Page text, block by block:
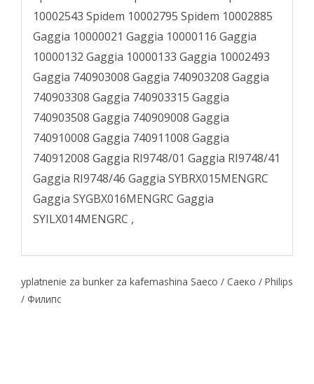
10002543 Spidem 10002795 Spidem 10002885
Gaggia 10000021 Gaggia 10000116 Gaggia
10000132 Gaggia 10000133 Gaggia 10002493
Gaggia 740903008 Gaggia 740903208 Gaggia
740903308 Gaggia 740903315 Gaggia
740903508 Gaggia 740909008 Gaggia
740910008 Gaggia 740911008 Gaggia
740912008 Gaggia RI9748/01 Gaggia RI9748/41
Gaggia RI9748/46 Gaggia SYBRX015MENGRC
Gaggia SYGBX016MENGRC Gaggia
SYILX014MENGRC ,
yplatnenie za bunker za kafemashina Saeco / Саеко / Philips
/ Филипс